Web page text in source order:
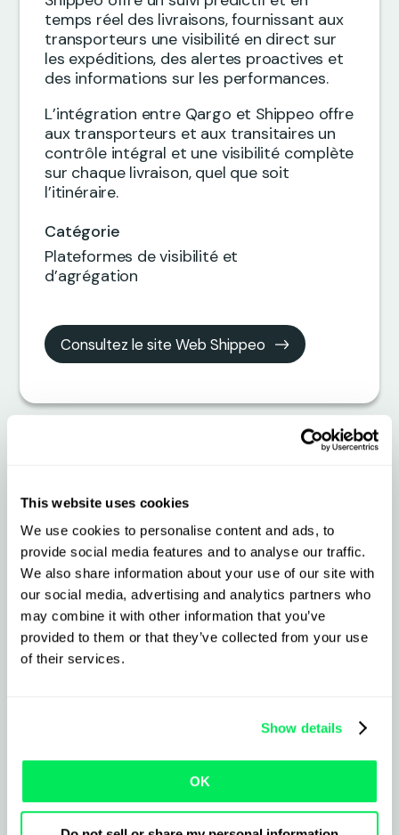
This website uses cookies
We use cookies to personalise content and ads, to
provide social media features and to analyse our traffic.
We also share information about your use of our site with
our social media, advertising and analytics partners who
may combine it with other information that you’ve
provided to them or that they’ve collected from your use
of their services.
Show details
OK
Visibilité des livraisons en
temps réel avec
Shippeo + Qargo
Ce que l’intégration vous apporte
Anticipez les situations exceptionnelles
et limitez les retards instantanément
Importez les commandes directement
temps réel des livraisons, fournissant aux
transporteurs une visibilité en direct sur
les expéditions, des alertes proactives et
des informations sur les performances.
L’intégration entre Qargo et Shippeo offre
aux transporteurs et aux transitaires un
contrôle intégral et une visibilité complète
sur chaque livraison, quel que soit
l’itinéraire.
Catégorie
Plateformes de visibilité et
d’agrégation
Consultez le site Web Shippeo